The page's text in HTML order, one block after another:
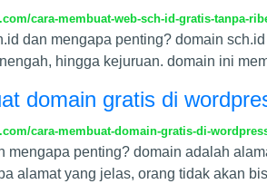
cara-membuat-web-sch-id-gratis-tanpa-
dan mengapa penting? domain
hingga kejuruan. domain ini
domain gratis di
cara-membuat-domain-gratis-di-
mengapa penting? domain adalah
alamat yang jelas, orang tidak akan